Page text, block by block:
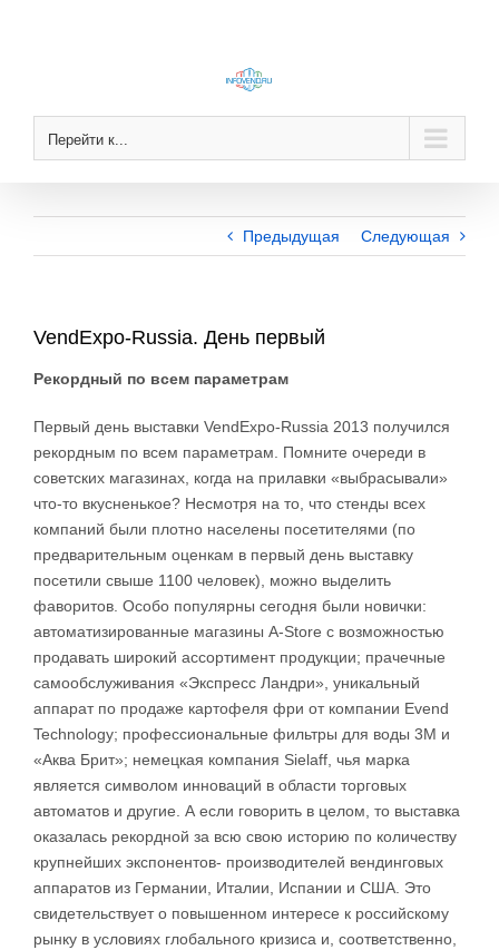
Перейти к...
Предыдущая Следующая
VendExpo-Russia. День первый
Рекордный по всем параметрам
Первый день выставки VendExpo-Russia 2013 получился
рекордным по всем параметрам. Помните очереди в
советских магазинах, когда на прилавки «выбрасывали»
что-то вкусненькое? Несмотря на то, что стенды всех
компаний были плотно населены посетителями (по
предварительным оценкам в первый день выставку
посетили свыше 1100 человек), можно выделить
фаворитов. Особо популярны сегодня были новички:
автоматизированные магазины А-Store с возможностью
продавать широкий ассортимент продукции; прачечные
самообслуживания «Экспресс Ландри», уникальный
аппарат по продаже картофеля фри от компании Evend
Technology; профессиональные фильтры для воды 3М и
«Аква Брит»; немецкая компания Sielaff, чья марка
является символом инноваций в области торговых
автоматов и другие. А если говорить в целом, то выставка
оказалась рекордной за всю свою историю по количеству
крупнейших экспонентов- производителей вендинговых
аппаратов из Германии, Италии, Испании и США. Это
свидетельствует о повышенном интересе к российскому
рынку в условиях глобального кризиса и, соответственно,